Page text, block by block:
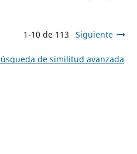
1-10 de 113 Siguiente
de similitud avanzada